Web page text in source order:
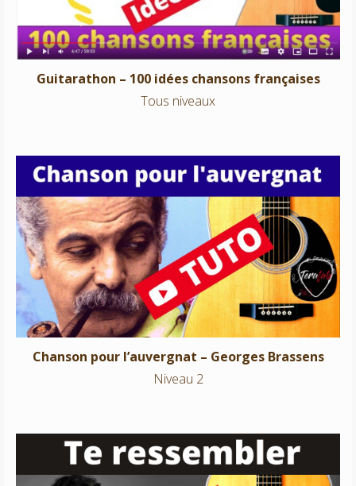
Guitarathon – 100 idées chansons françaises
Tous niveaux
Chanson pour l’auvergnat – Georges Brassens
Niveau 2
Chanson pour l’auvergnat – Georges Brassens
Niveau 2